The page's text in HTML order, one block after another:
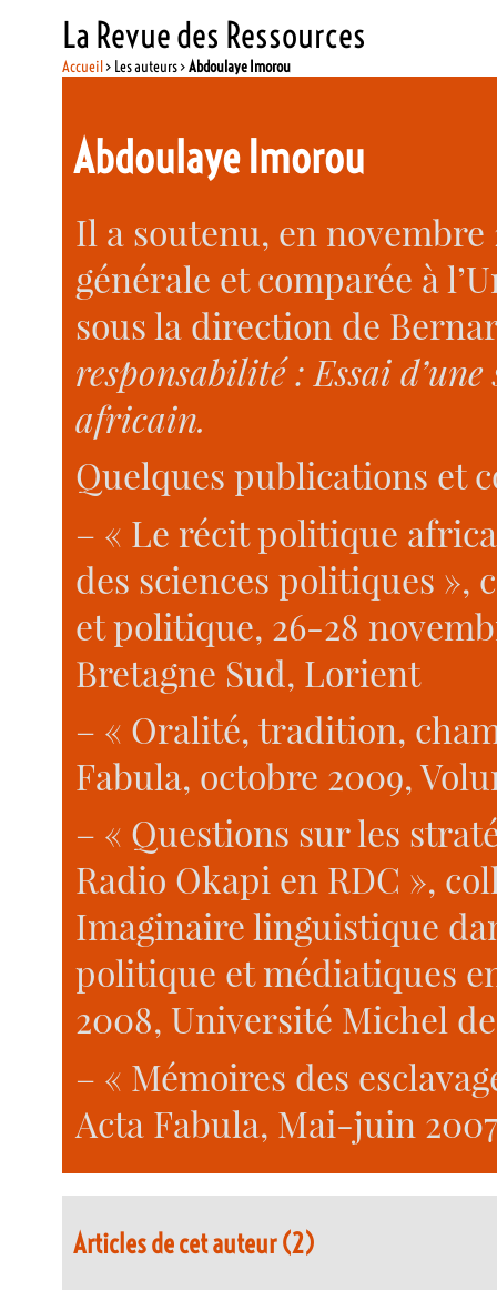
La Revue des Ressources
Accueil> Les auteurs >Abdoulaye Imorou
Abdoulaye Imorou
Il a soutenu, en
générale et comparée à
sous la direction de
responsabilité : Essai
africain.
Quelques publications et
– « Le récit politique
des sciences politiques
et politique, 26-28
Bretagne Sud, Lorient
– « Oralité, tradition,
Fabula, octobre 2009,
– « Questions sur les
Radio Okapi en RDC »,
Imaginaire linguistique
politique et médiatiques
2008, Université Michel
– « Mémoires des
Acta Fabula, Mai-juin
Articles de cet auteur (2)